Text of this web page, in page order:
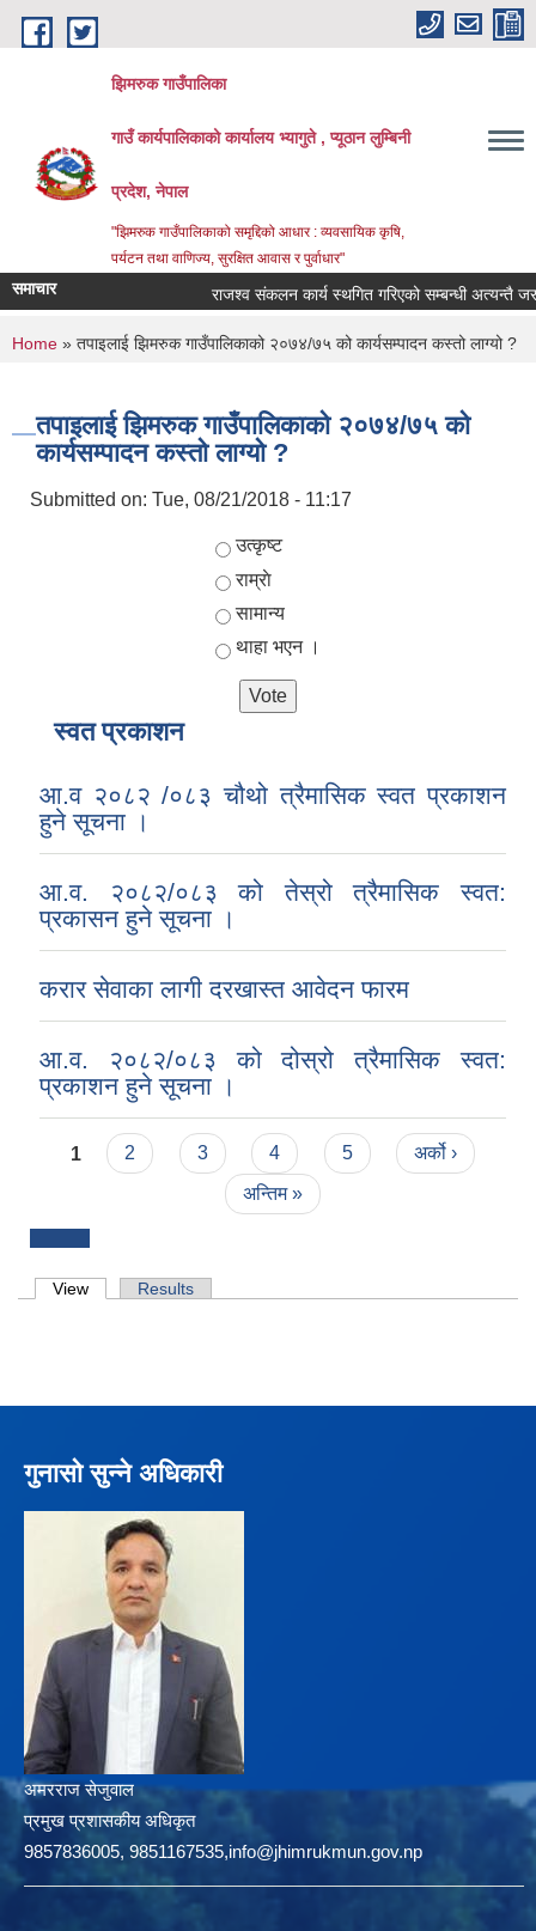
Skip to main content
झिमरुक गाउँपालिका
गाउँ कार्यपालिकाको कार्यालय भ्यागुते , प्यूठान लुम्बिनी
प्रदेश, नेपाल
"झिमरुक गाउँपालिकाको समृद्दिको आधार : व्यवसायिक कृषि,
पर्यटन तथा वाणिज्य, सुरक्षित आवास र पुर्वाधार"
समाचार राजश्व संकलन कार्य स्थगित गरिएको सम्बन्धी अत्यन्तै
You are here
Home » तपाइलाई झिमरुक गाउँपालिकाको २०७४/७५ को कार्यसम्पादन कस्तो लाग्यो ?
तपाइलाई झिमरुक गाउँपालिकाको २०७४/७५ को
कार्यसम्पादन कस्तो लाग्यो ?
Submitted on: Tue, 08/21/2018 - 11:17
Choices
उत्कृष्ट
राम्राे
सामान्य
थाहा भएन ।
स्वत प्रकाशन
आ.व २०८२ /०८३ चौथो त्रैमासिक स्वत प्रकाशन
हुने सूचना ।
आ.व. २०८२/०८३ को तेस्रो त्रैमासिक स्वत:
प्रकासन हुने सूचना ।
करार सेवाका लागी दरखास्त आवेदन फारम
आ.व. २०८२/०८३ को दोस्रो त्रैमासिक स्वत:
प्रकाशन हुने सूचना ।
Pages
1 2 3 4 5
अर्को ›
अन्तिम »
Primary tabs
View (active tab)
Results
गुनासो सुन्ने अधिकारी
अमरराज सेजुवाल
प्रमुख प्रशासकीय अधिकृत
9857836005, 9851167535,info@jhimrukmun.gov.np